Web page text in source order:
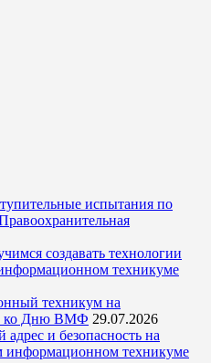
испытания по
создавать технологии
техникуме
техникум на
ко Дню ВМФ 29.07.2026
и безопасность на
информационном техникуме